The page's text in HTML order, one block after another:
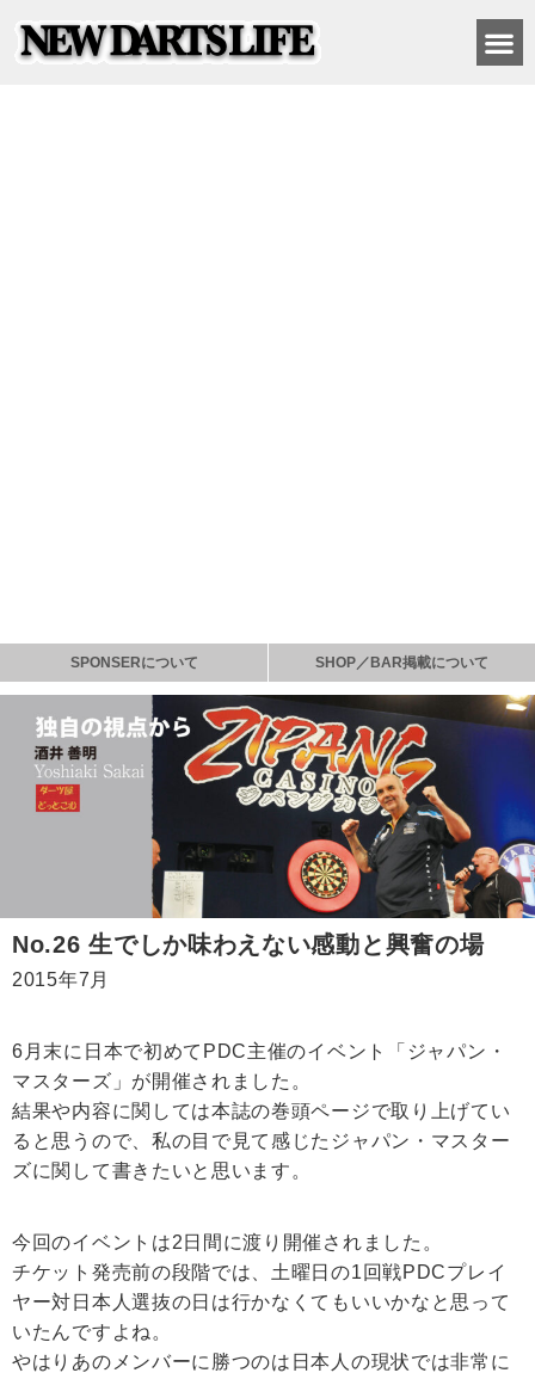
SPONSERについて SHOP／BAR掲載について
No.26 生でしか味わえない感動と興奮の場
2015年7月
6月末に日本で初めてPDC主催のイベント「ジャパン・
マスターズ」が開催されました。
結果や内容に関しては本誌の巻頭ページで取り上げてい
ると思うので、私の目で見て感じたジャパン・マスター
ズに関して書きたいと思います。
今回のイベントは2日間に渡り開催されました。
チケット発売前の段階では、土曜日の1回戦PDCプレイ
ヤー対日本人選抜の日は行かなくてもいいかなと思って
いたんですよね。
やはりあのメンバーに勝つのは日本人の現状では非常に